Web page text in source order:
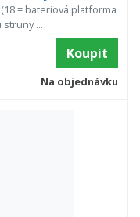
= bateriová platforma
struny ...
Koupit
Na objednávku